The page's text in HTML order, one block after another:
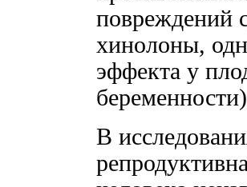
повреждений
хинолоны,
эффекта у
В